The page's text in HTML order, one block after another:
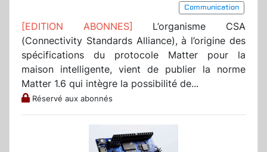
Communication
[EDITION ABONNES] L’organisme CSA
(Connectivity Standards Alliance), à l’origine des
spécifications du protocole Matter pour la
maison intelligente, vient de publier la norme
Matter 1.6 qui intègre la possibilité de...
Réservé aux abonnés